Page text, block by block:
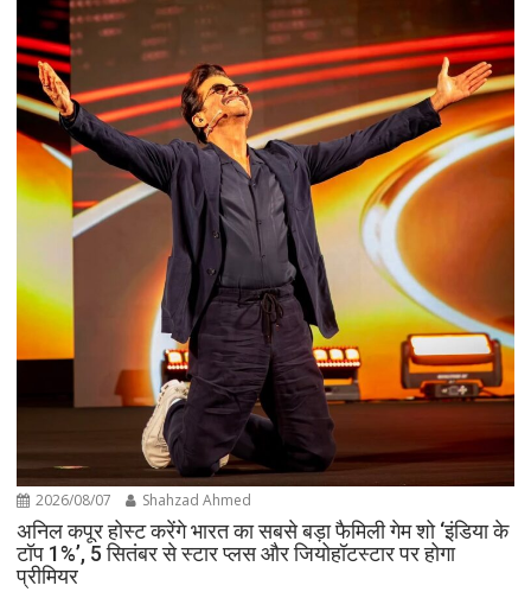
2026/08/07 Shahzad Ahmed
अनिल कपूर होस्ट करेंगे भारत का सबसे बड़ा फैमिली गेम शो ‘इंडिया के
टॉप 1%’, 5 सितंबर से स्टार प्लस और जियोहॉटस्टार पर होगा
प्रीमियर